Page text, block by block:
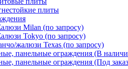
плиты
Milan (по запросу)
Tokyo (по запросу)
жалюзи Texas (по запросу)
панельные ограждения (В
панельные ограждения (Под